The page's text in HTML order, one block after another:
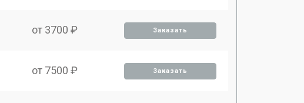
от 3700 ₽ Заказать
от 7500 ₽ Заказать